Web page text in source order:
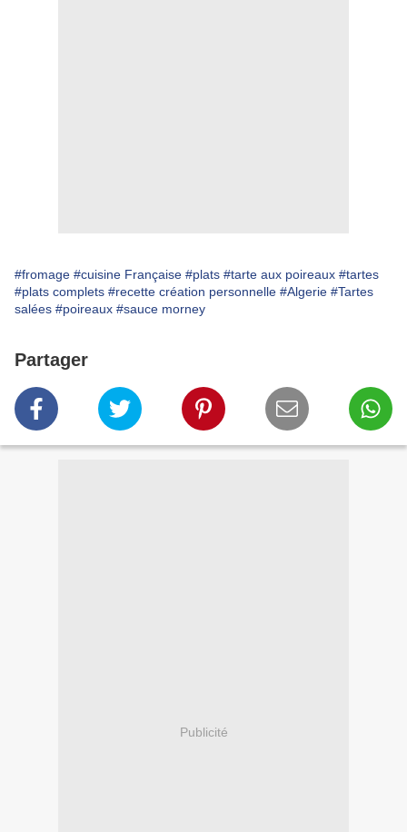
#fromage #cuisine Française #plats #tarte aux poireaux #tartes
#plats complets #recette création personnelle #Algerie #Tartes
salées #poireaux #sauce morney
Partager
Publicité